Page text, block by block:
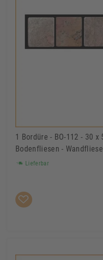
1 Bordüre - BO-112 - 30
Bodenfliesen -
Lieferbar